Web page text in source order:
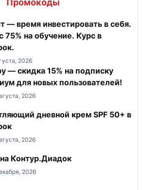
Промокоды
— время инвестировать в себя.
75% на обучение. Курс в
2026
— скидка 15% на подписку
для новых пользователей!
2026
дневной крем SPF 50+ в
2026
Контур.Диадок
2026